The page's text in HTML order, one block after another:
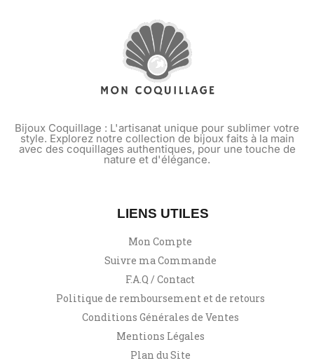
Bijoux Coquillage : L'artisanat unique pour sublimer votre
style. Explorez notre collection de bijoux faits à la main
avec des coquillages authentiques, pour une touche de
nature et d'élégance.
LIENS UTILES
Mon Compte
Suivre ma Commande
F.A.Q / Contact
Politique de remboursement et de retours
Conditions Générales de Ventes
Mentions Légales
Plan du Site